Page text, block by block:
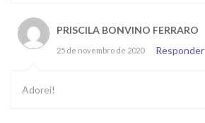
PRISCILA BONVINO FERRARO
25 de novembro de 2020 Responder
Adorei!